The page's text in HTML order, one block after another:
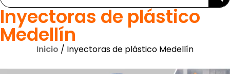
Inyectoras de plástico
Medellín
Inicio / Inyectoras de plástico Medellín